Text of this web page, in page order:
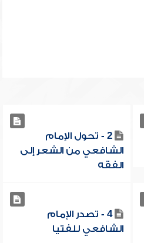
2 - تحول الإمام
الشافعي من الشعر إلى
الفقه
4 - تصدر الإمام
الشافعي للفتيا